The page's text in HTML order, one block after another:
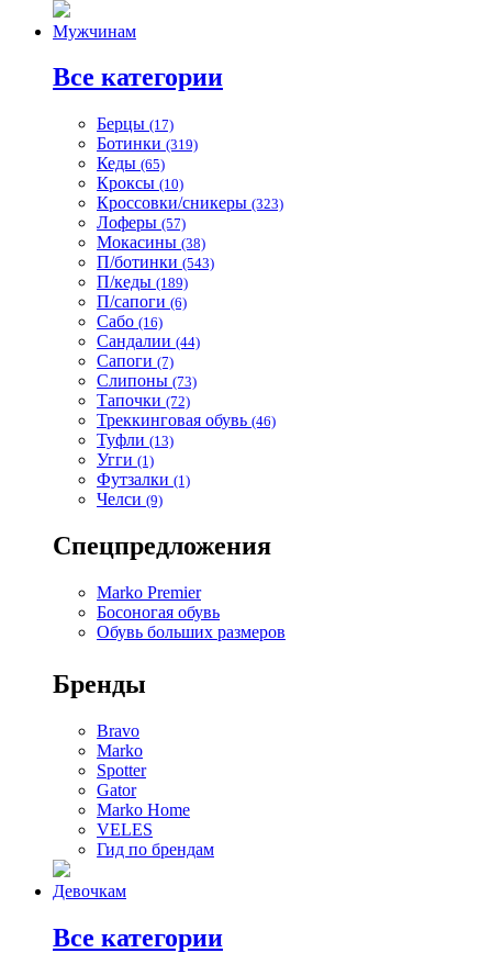
Мужчинам
Все категории
Берцы (17)
Ботинки (319)
Кеды (65)
Кроксы (10)
Кроссовки/сникеры (323)
Лоферы (57)
Мокасины (38)
П/ботинки (543)
П/кеды (189)
П/сапоги (6)
Сабо (16)
Сандалии (44)
Сапоги (7)
Слипоны (73)
Тапочки (72)
Треккинговая обувь (46)
Туфли (13)
Угги (1)
Футзалки (1)
Челси (9)
Спецпредложения
Marko Premier
Босоногая обувь
Обувь больших размеров
Бренды
Bravo
Marko
Spotter
Gator
Marko Home
VELES
Гид по брендам
Девочкам
Все категории